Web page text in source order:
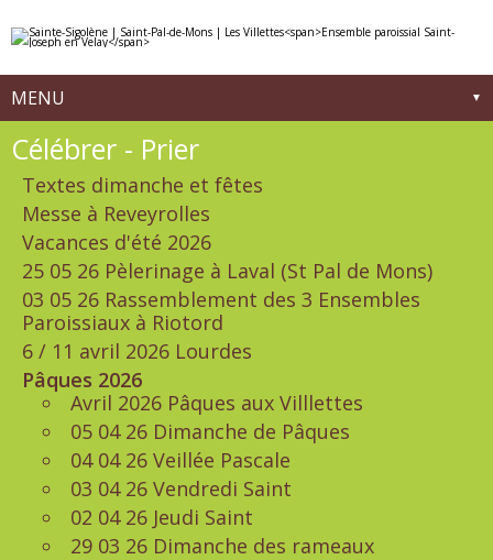
contenu.
la
MENU
Navigation
Célébrer - Prier
Textes dimanche et fêtes
Messe à Reveyrolles
Vacances d'été 2026
25 05 26 Pèlerinage à Laval (St Pal de Mons)
03 05 26 Rassemblement des 3 Ensembles
Paroissiaux à Riotord
6 / 11 avril 2026 Lourdes
Pâques 2026
Avril 2026 Pâques aux Villlettes
05 04 26 Dimanche de Pâques
04 04 26 Veillée Pascale
03 04 26 Vendredi Saint
02 04 26 Jeudi Saint
29 03 26 Dimanche des rameaux